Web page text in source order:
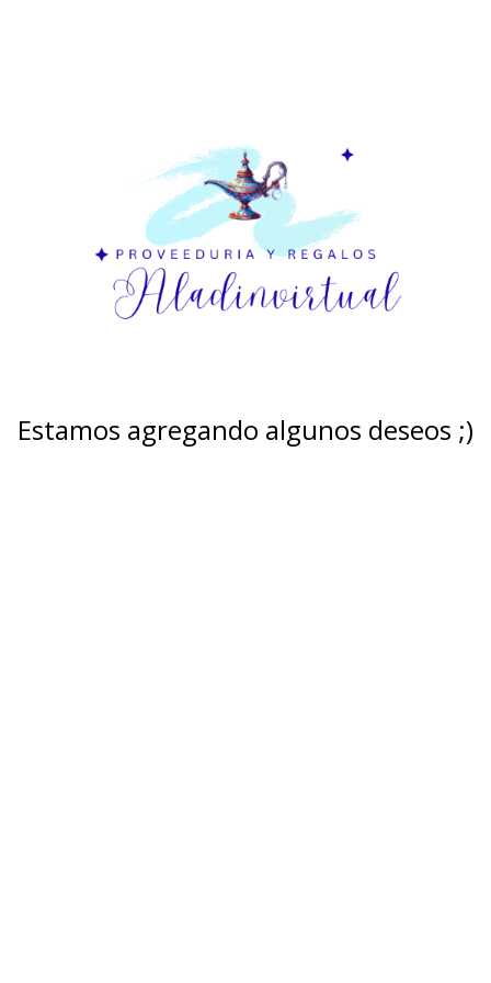
Estamos agregando algunos deseos ;)